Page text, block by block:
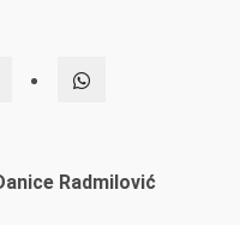
Radmilović